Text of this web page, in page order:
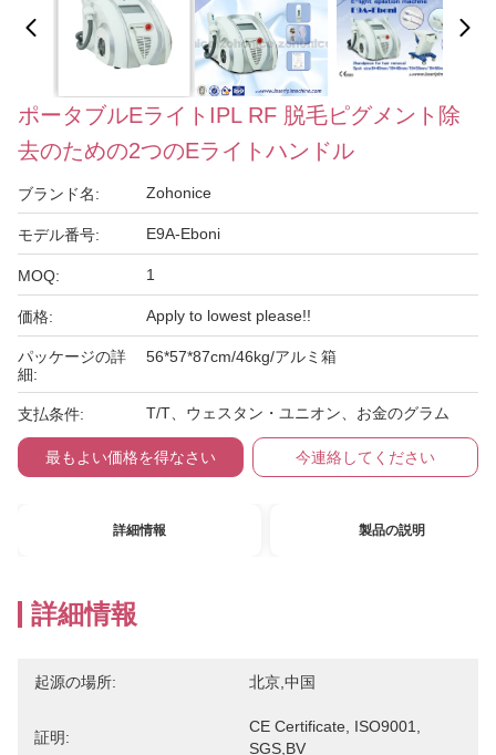
ポータブルEライトIPL RF 脱毛ピグメント除
去のための2つのEライトハンドル
ブランド名: Zohonice
モデル番号: E9A-Eboni
MOQ: 1
価格: Apply to lowest please!!
パッケージの詳
細:
56*57*87cm/46kg/アルミ箱
支払条件: T/T、ウェスタン・ユニオン、お金のグラム
最もよい価格を得なさい 今連絡してください
詳細情報 製品の説明
詳細情報
起源の場所: 北京,中国
証明:
CE Certificate, ISO9001,
SGS,BV